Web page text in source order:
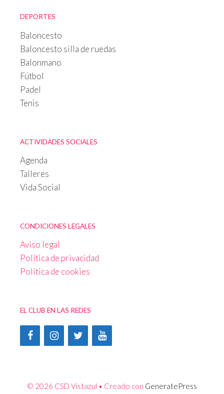
DEPORTES
Baloncesto
Baloncesto silla de ruedas
Balonmano
Fútbol
Padel
Tenis
ACTIVIDADES SOCIALES
Agenda
Talleres
Vida Social
CONDICIONES LEGALES
Aviso legal
Política de privacidad
Política de cookies
EL CLUB EN LAS REDES
© 2026 CSD Vistazul • Creado con GeneratePress